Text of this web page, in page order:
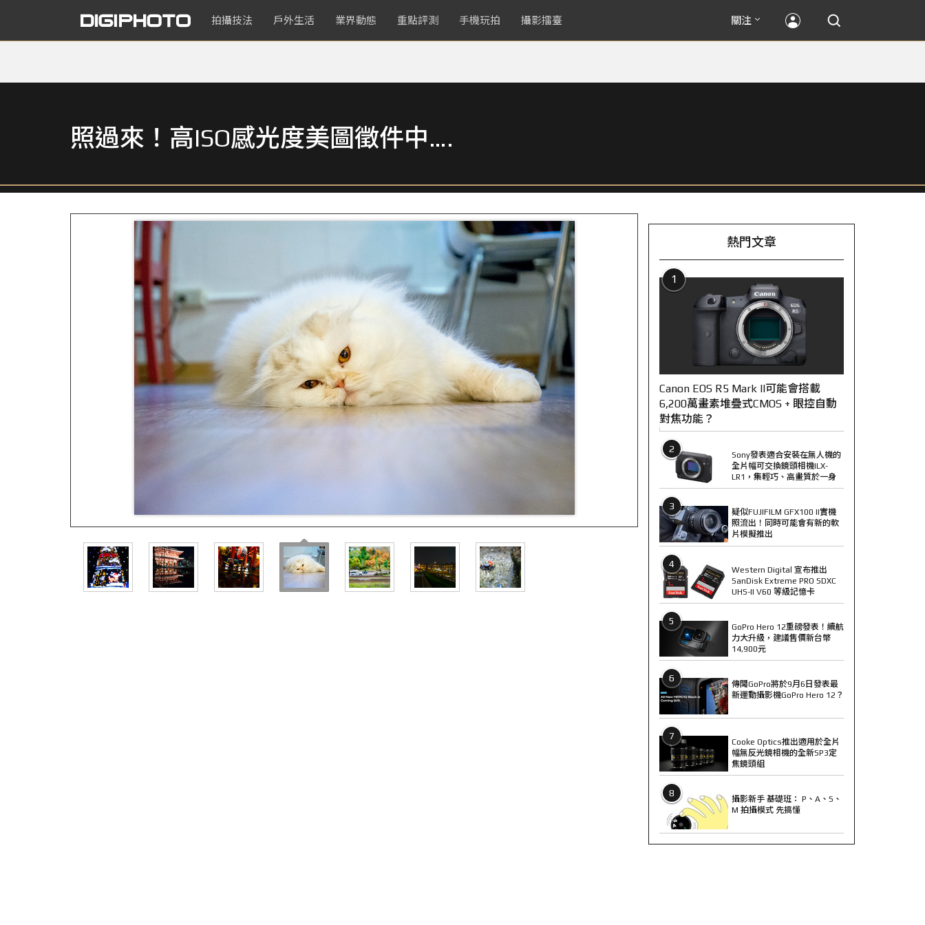
拍攝技法 戶外生活 業界動態 重點評測 手機玩拍 攝影擂臺 關注
照過來！高ISO感光度美圖徵件中….
熱門文章
1
Canon EOS R5 Mark II可能會搭載
6,200萬畫素堆疊式CMOS + 眼控自動
對焦功能？
2
Sony發表適合安裝在無人機的
全片幅可交換鏡頭相機ILX-
LR1，集輕巧、高畫質於一身
3
疑似FUJIFILM GFX100 II實機
照流出！同時可能會有新的軟
片模擬推出
4
Western Digital 宣布推出
SanDisk Extreme PRO SDXC
UHS-II V60 等級記憶卡
5
GoPro Hero 12重磅發表！續航
力大升級，建議售價新台幣
14,900元
6
傳聞GoPro將於9月6日發表最
新運動攝影機GoPro Hero 12？
7
Cooke Optics推出適用於全片
幅無反光鏡相機的全新SP3定
焦鏡頭組
8
攝影新手 基礎班： P、A、S、
M 拍攝模式 先搞懂